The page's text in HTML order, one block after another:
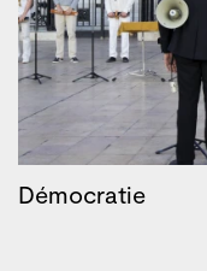
Démocratie